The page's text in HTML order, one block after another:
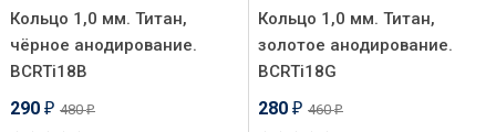
Кольцо 1,0 мм. Титан,
чёрное анодирование.
BCRTi18B
290 ₽ 480₽
Кольцо 1,0 мм. Титан,
золотое анодирование.
BCRTi18G
280 ₽ 460₽